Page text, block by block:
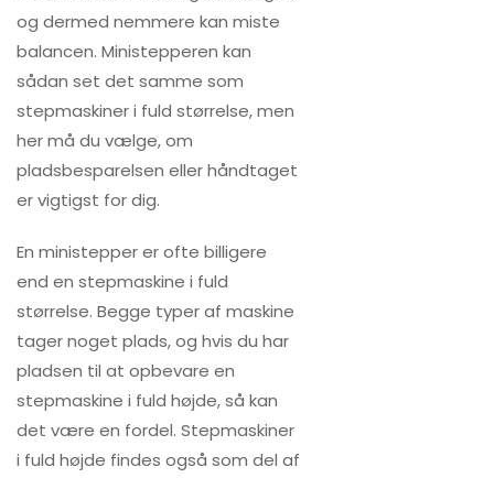
og dermed nemmere kan miste
balancen. Ministepperen kan
sådan set det samme som
stepmaskiner i fuld størrelse, men
her må du vælge, om
pladsbesparelsen eller håndtaget
er vigtigst for dig.
En ministepper er ofte billigere
end en stepmaskine i fuld
størrelse. Begge typer af maskine
tager noget plads, og hvis du har
pladsen til at opbevare en
stepmaskine i fuld højde, så kan
det være en fordel. Stepmaskiner
i fuld højde findes også som del af